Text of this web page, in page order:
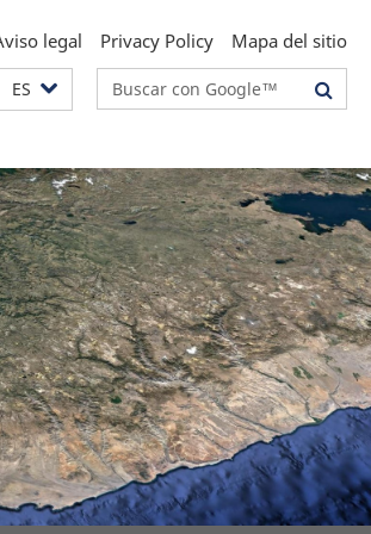
legal Privacy Policy Mapa del sitio
ES Suchbegriffe